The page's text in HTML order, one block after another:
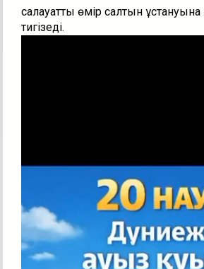
салауатты өмір салтын
тигізеді.